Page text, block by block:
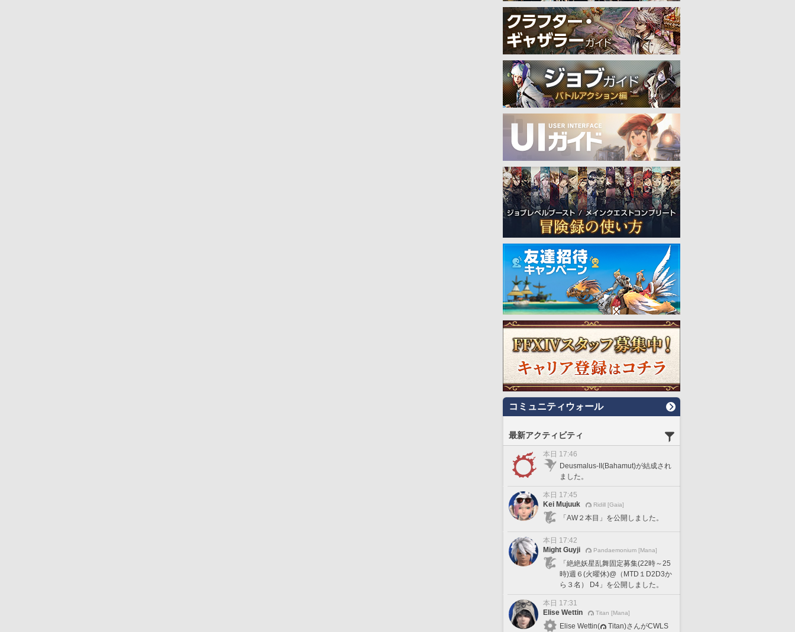
コミュニティウォール
最新アクティビティ
本日 17:46
Deusmalus-II(Bahamut)が結成され
ました。
本日 17:45
Kei Mujuuk
Ridill [Gaia]
「AW２本目」を公開しました。
本日 17:42
Might Guyji
Pandaemonium [Mana]
「絶絶妖星乱舞固定募集(22時～25
時)週６(火曜休)@（MTD１D2D3か
ら３名） D4」を公開しました。
本日 17:31
Elise Wettin
Titan [Mana]
Elise Wettin(
Titan)さんがCWLS